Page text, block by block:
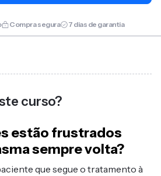
curso?
estão frustrados
sempre volta?
que segue o tratamento à
Compra segura 7 dias de garantia